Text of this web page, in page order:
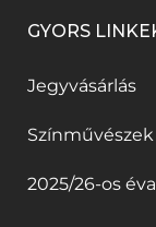
GYORS
Jegyvásárlás
Színművészek
2025/26-os